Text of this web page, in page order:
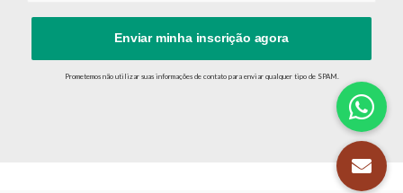
Enviar minha inscrição agora
Prometemos não utilizar suas informações de contato para enviar qualquer tipo de SPAM.